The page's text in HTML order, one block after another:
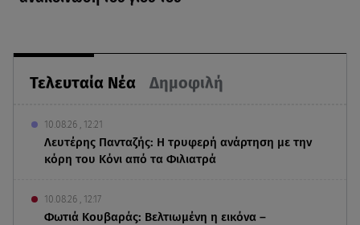
Τελευταία Νέα Δημοφιλή
10.08.26 , 12:21
Λευτέρης Πανταζής: Η τρυφερή ανάρτηση με την
κόρη του Κόνι από τα Φιλιατρά
10.08.26 , 12:17
Φωτιά Κουβαράς: Βελτιωμένη η εικόνα –